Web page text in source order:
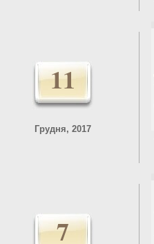
11
Грудня, 2017
7